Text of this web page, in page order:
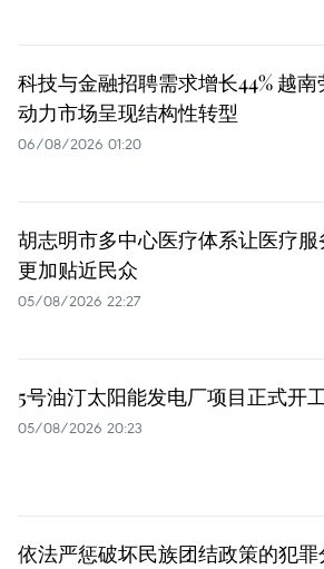
科技与金融招聘需求增长44% 越南
动力市场呈现结构性转型
06/08/2026 01:20
胡志明市多中心医疗体系让医疗服
更加贴近民众
05/08/2026 22:27
5号油汀太阳能发电厂项目正式开
05/08/2026 20:23
依法严惩破坏民族团结政策的犯罪